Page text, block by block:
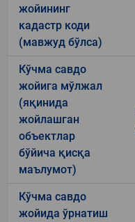
жойининг
кадастр коди
(мавжуд бўлса)
Кўчма савдо
жойига мўлжал
(яқинида
жойлашган
объектлар
бўйича қисқа
маълумот)
Кўчма савдо
жойида ўрнатиш